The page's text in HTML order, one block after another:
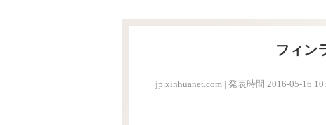
フィン
jp.xinhuanet.com | 発表時間 2016-05-16